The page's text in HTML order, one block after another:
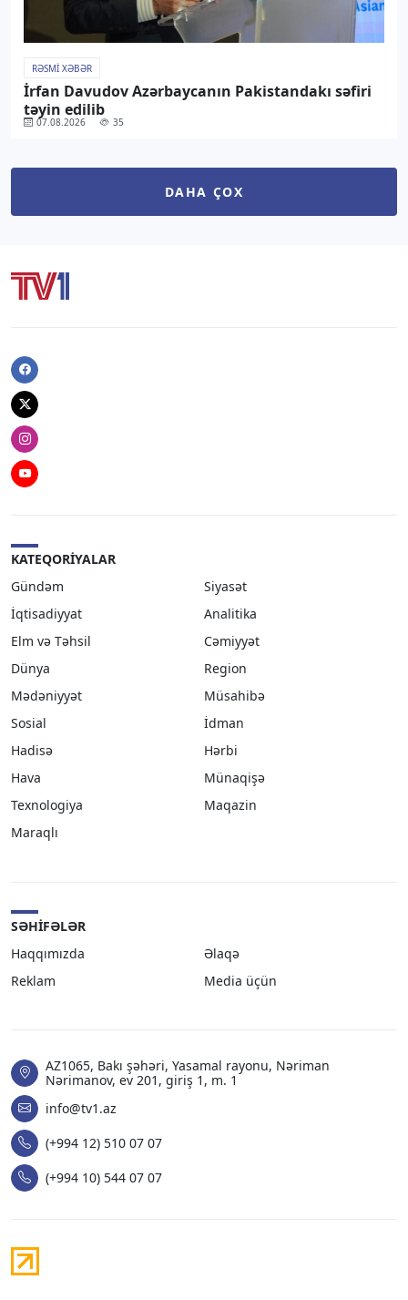
RƏSMI XƏBƏR
İrfan Davudov Azərbaycanın Pakistandakı səfiri
təyin edilib
07.08.2026 35
DAHA ÇOX
Facebook
Twitter
Instagram
Youtube
KATEQORIYALAR
Gündəm
Siyasət
İqtisadiyyat
Analitika
Elm və Təhsil
Cəmiyyət
Dünya
Region
Mədəniyyət
Müsahibə
Sosial
İdman
Hadisə
Hərbi
Hava
Münaqişə
Texnologiya
Maqazin
Maraqlı
SƏHIFƏLƏR
Haqqımızda
Əlaqə
Reklam
Media üçün
AZ1065, Bakı şəhəri, Yasamal rayonu, Nəriman
Nərimanov, ev 201, giriş 1, m. 1
info@tv1.az
(+994 12) 510 07 07
(+994 10) 544 07 07